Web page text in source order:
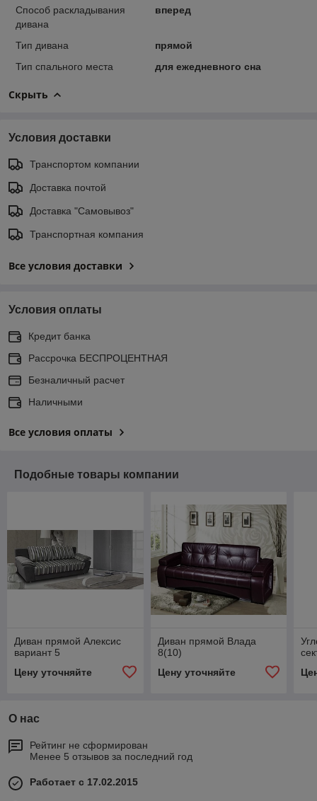
Способ раскладывания
дивана
вперед
Тип дивана
прямой
Тип спального места
для ежедневного сна
Скрыть
Условия доставки
Транспортом компании
Доставка почтой
Доставка "Самовывоз"
Транспортная компания
Все условия доставки
Условия оплаты
Кредит банка
Рассрочка БЕСПРОЦЕНТНАЯ
Безналичный расчет
Наличными
Все условия оплаты
Подобные товары компании
Диван прямой Алексис
вариант 5
Цену уточняйте
Диван прямой Влада
8(10)
Цену уточняйте
О нас
Рейтинг не сформирован
Менее 5 отзывов за последний год
Работает с 17.02.2015